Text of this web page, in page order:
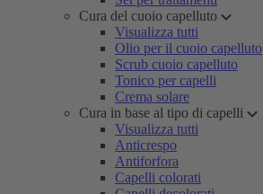
Cura del cuoio capelluto
Visualizza tutti
Olio per il cuoio capelluto
Scrub cuoio capelluto
Tonico per capelli
Crema solare
Cura in base al tipo di capelli
Visualizza tutti
Anticrespo
Antiforfora
Capelli colorati